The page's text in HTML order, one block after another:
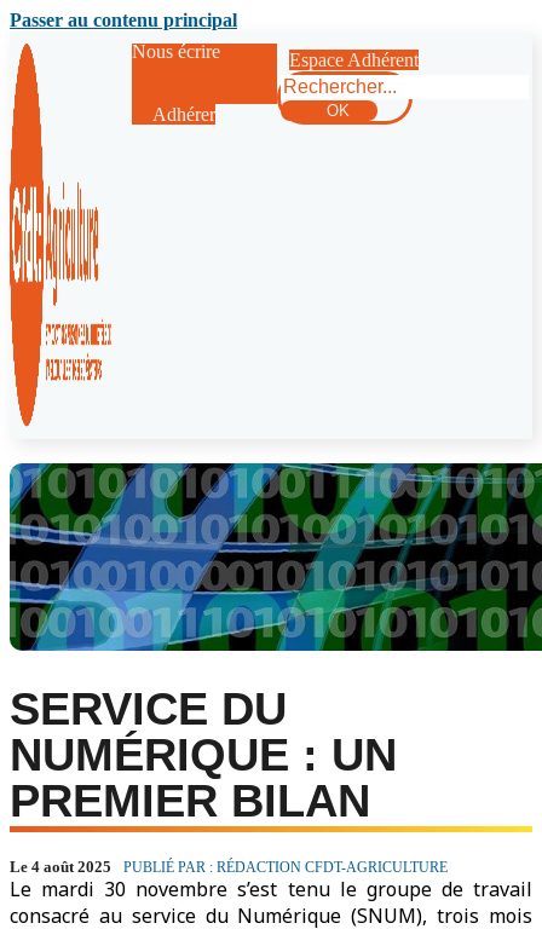
Passer au contenu principal
Nous écrire
Adhérer
Espace Adhérent
Rechercher
OK
SERVICE DU
NUMÉRIQUE : UN
PREMIER BILAN
Le 4 août 2025 PUBLIÉ PAR : RÉDACTION CFDT-AGRICULTURE
Le mardi 30 novembre s’est tenu le groupe de travail
consacré au service du Numérique (SNUM), trois mois